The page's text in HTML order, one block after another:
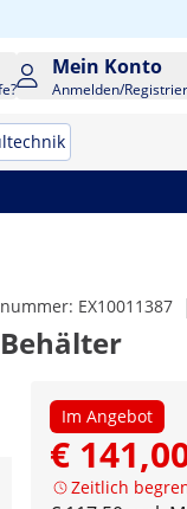
Mein Konto
Anmelden/
EX10011387 |
Im Angebot
€
Zeitlich